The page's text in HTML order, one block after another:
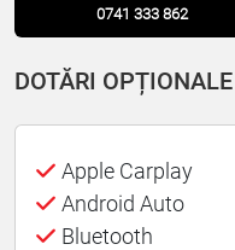
0741 333 862
DOTĂRI OPȚIONALE
Apple Carplay
Android Auto
Bluetooth